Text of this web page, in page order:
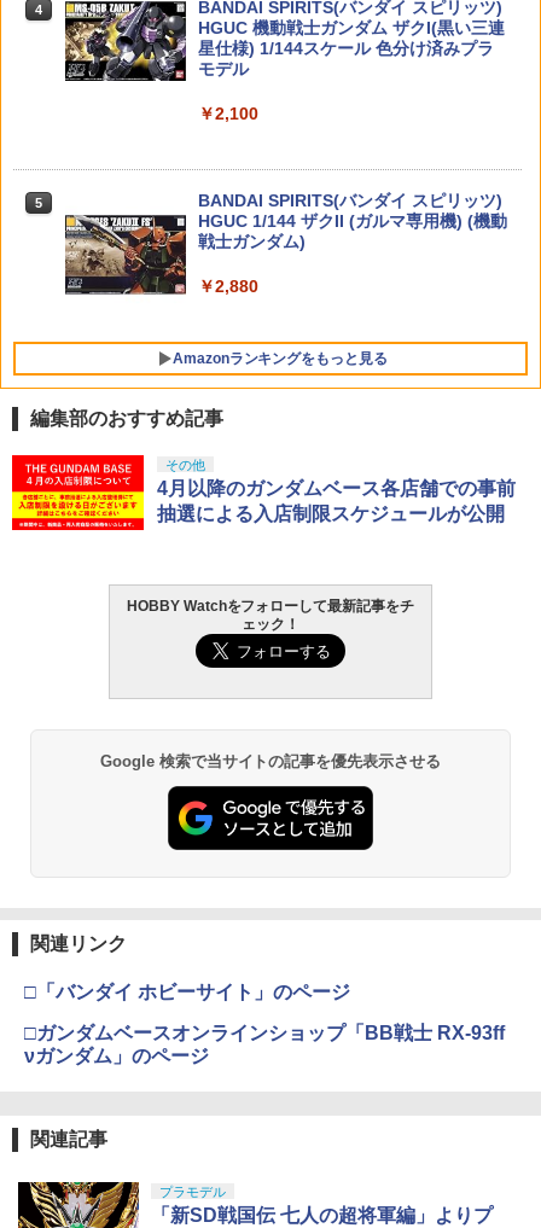
￥1,936
士Gundam GQuuuuuuX バンダイスピ
SEッッ! 「一番くじ 刃牙 巨大なる鼓
動」 A賞＜フィギュア＞（代引き不可）
6600
X マフェックス No.203 キャプテンアメ
リカ WINTER SOLDIER ウィンター・ソ
ルジャー アクションフィギュア【8月予
送料無料 タクティカル グローブ サバゲ
ブ 指ぬき 指先 フィンガーレス 夏 冬 手
￥990
ラ キャリィ ホワイト ライトが光る！ 運
べる！？ Linx 軽トラック型1/20ラジコ
ライセンス認証済【送料無料(北海道、沖
￥2,099
TAMASHII NATIONS S.H.フィギュアー
ツ 攻殻機動隊 THE GHOST IN THE SHE
LL 草薙素子 約140mm PVC&ABS製 塗
TAMASHII NATIONS S.H.フィギュアー
ツ 呪術廻戦 伏黒甚爾 約155mm PVC&A
4
BANDAI SPIRITS(バンダイ スピリッツ)
HGUC 機動戦士ガンダム ザクI(黒い三連
星仕様) 1/144スケール 色分け済みプラ
モデル
￥2,100
5
BANDAI SPIRITS(バンダイ スピリッツ)
HGUC 1/144 ザクII (ガルマ専用機) (機動
戦士ガンダム)
￥2,880
Amazonランキングをもっと見る
1
東京マルイ(TOKYO MARUI) No.25 コル
ト ガバメント HG 18歳以上エアーHOP
ハンドガン
東京マルイ (TOKYO MARUI) ガスブロー
バックマシンガン No.14 20式 5.56mm
東京マルイ No.10 ハイキャパ5.1 10歳以
上 電動ブローバック フルオート
￥3,815
USP HG 18歳以上エアーHOPハンドガン
￥3,409
1
タミヤ クラフトツールシリーズ No.123
先細薄刃ニッパー (ゲートカット用) プラ
モデル用工具 74123
LOCTITE(ロックタイト) シールはがし
プレミアム 220ml
￥962
GSIクレオス Mr.トップコート 水性プレ
ミアムトップコートスプレー 光沢 88ml
ホビー用仕上材 B601
4
タミヤ(TAMIYA) メイクアップ材シリー
ズ No.3 タミヤセメント(角びん) 40ml 模
型用接着剤 87003
￥184
8ml ホビー用仕上材 B603
編集部のおすすめ記事
その他
4月以降のガンダムベース各店舗での事前
抽選による入店制限スケジュールが公開
HOBBY Watchをフォローして最新記事をチ
ェック！
Google 検索で当サイトの記事を優先表示させる
関連リンク
□「バンダイ ホビーサイト」のページ
□ガンダムベースオンラインショップ「BB戦士 RX-93ff
νガンダム」のページ
関連記事
プラモデル
「新SD戦国伝 七人の超将軍編」よりプ